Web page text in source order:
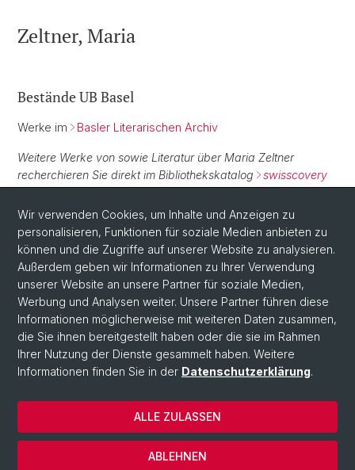
Zeltner, Maria
Bestände UB Basel
Werke im Basler Literarischen Archiv
Weitere Werke von sowie Literatur über Maria Zeltner
recherchieren Sie direkt im Bibliothekskatalog
swisscovery
Basel.
Normdaten
GND: 121695735
Wir verwenden Cookies, um Inhalte und Anzeigen zu
personalisieren, Funktionen für soziale Medien anbieten zu
können und die Zugriffe auf unserer Website zu analysieren.
Außerdem geben wir Informationen zu Ihrer Verwendung
unserer Website an unsere Partner für soziale Medien,
Werbung und Analysen weiter. Unsere Partner führen diese
Informationen möglicherweise mit weiteren Daten zusammen,
die Sie ihnen bereitgestellt haben oder die sie im Rahmen
Ihrer Nutzung der Dienste gesammelt haben. Weitere
Informationen finden Sie in der Datenschutzerklärung.
ABLEHNEN
ALLE ZULASSEN